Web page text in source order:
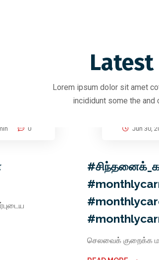
Latest
Lorem ipsum dolor sit amet
incididunt some the and
0 Jun 30,
செலவைக் குறைக்க